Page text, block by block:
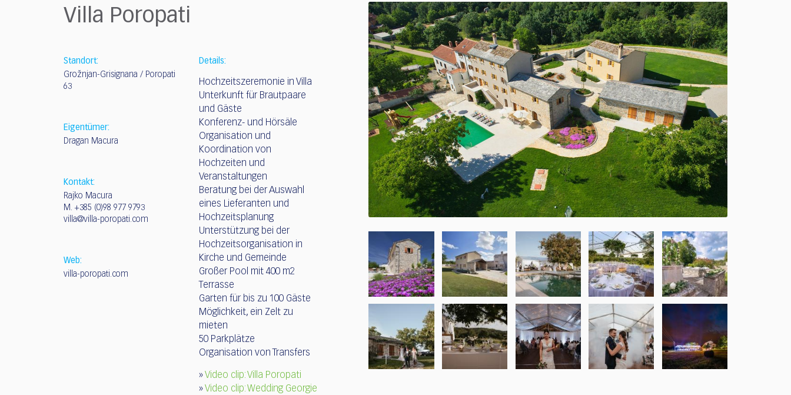
Villa Poropati
Standort:
Grožnjan-Grisignana / Poropati
63
Eigentümer:
Dragan Macura
Kontakt:
Rajko Macura
M. +385 (0)98 977 9793
villa@villa-poropati.com
Web:
villa-poropati.com
Details:
Hochzeitszeremonie in Villa
Unterkunft für Brautpaare
und Gäste
Konferenz- und Hörsäle
Organisation und
Koordination von
Hochzeiten und
Veranstaltungen
Beratung bei der Auswahl
eines Lieferanten und
Hochzeitsplanung
Unterstützung bei der
Hochzeitsorganisation in
Kirche und Gemeinde
Großer Pool mit 400 m2
Terrasse
Garten für bis zu 100 Gäste
Möglichkeit, ein Zelt zu
mieten
50 Parkplätze
Organisation von Transfers
»Video clip: Villa Poropati
»Video clip: Wedding Georgie